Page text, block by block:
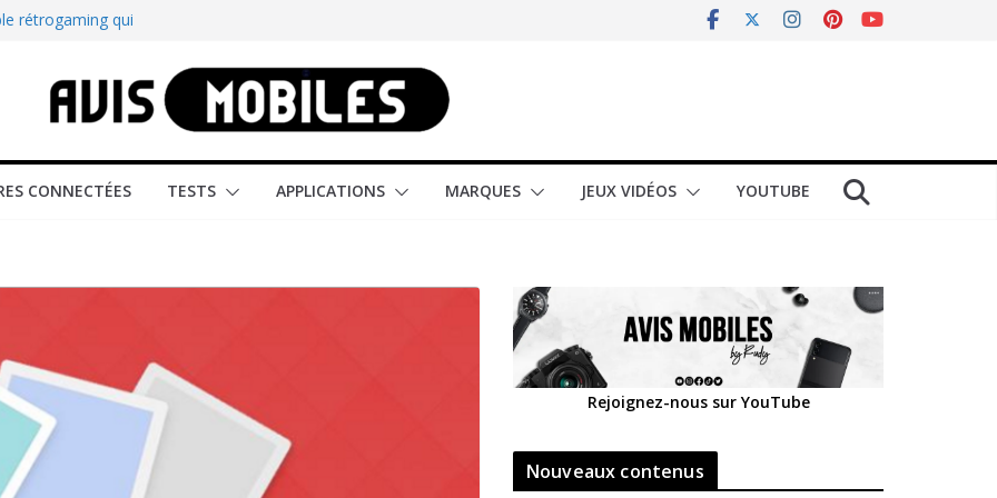
rétrogaming qui
compact
tous les
CONNECTÉES TESTS APPLICATIONS MARQUES JEUX VIDÉOS YOUTUBE
Rejoignez-nous sur YouTube
Nouveaux contenus